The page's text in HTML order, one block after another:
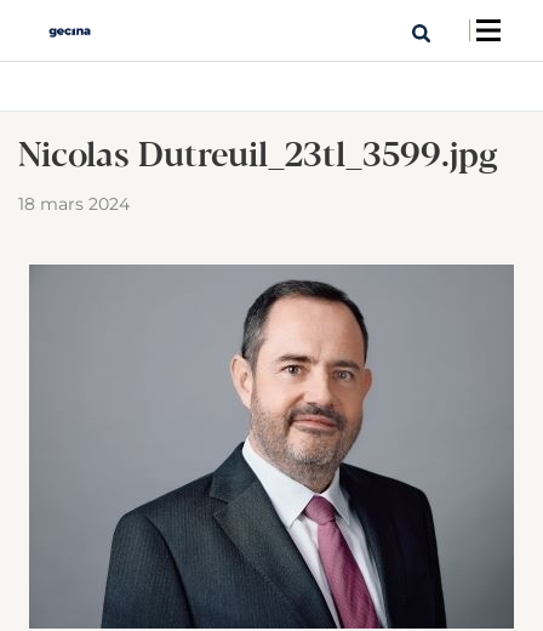
Nicolas Dutreuil_23tl_3599.jpg
18 mars 2024